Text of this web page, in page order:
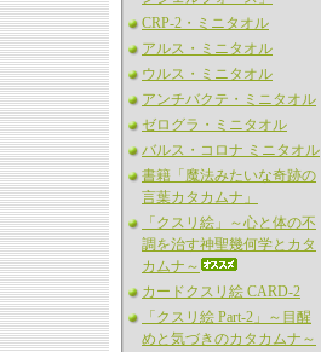
CRP-2・ミニタオル
アルス・ミニタオル
ウルス・ミニタオル
アンチバクテ・ミニタオル
ゼログラ・ミニタオル
バルス・コロナ ミニタオル
書籍「魔法みたいな奇跡の
言葉カタカムナ」
「クスリ絵」～心と体の不
調を治す神聖幾何学とカタ
カムナ～
カードクスリ絵 CARD-2
「クスリ絵 Part-2」～目醒
めと気づきのカタカムナ～